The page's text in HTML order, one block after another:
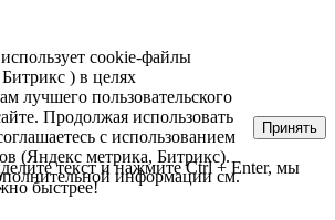
текст и нажмите Ctrl + Enter, мы
быстрее!
cookie-файлы
) в целях
лучшего пользовательского
Продолжая использовать
с использованием
(Яндекс метрика, Битрикс).
информации см.
Принять